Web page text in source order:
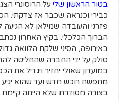
בטור הראשון שלי על הרוסונרי
כבירי וכנראה שכבר אז צדקתי.
פזרני והעובדה שמילאן לא
הברוך הכלכלי. בקיץ האחרון
באירופה, הסיני שלקח הלוואה
סולק על ידי החברה שהחליטה
במועדון שאולי יחזיר ויגדיל
מחפשת רוכש חדש ועד שהוא
בצורה מסודרת שלא הייתה